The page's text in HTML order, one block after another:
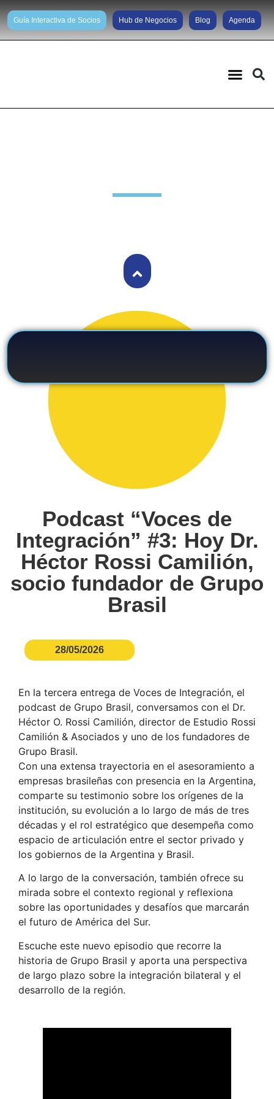
Guía Interactiva de Socios Hub de Negocios Blog Agenda
Podcast “Voces de
Integración” #3: Hoy Dr.
Héctor Rossi Camilión,
socio fundador de Grupo
Brasil
28/05/2026
En la tercera entrega de Voces de Integración, el
podcast de Grupo Brasil, conversamos con el Dr.
Héctor O. Rossi Camilión, director de Estudio Rossi
Camilión & Asociados y uno de los fundadores de
Grupo Brasil.
Con una extensa trayectoria en el asesoramiento a
empresas brasileñas con presencia en la Argentina,
comparte su testimonio sobre los orígenes de la
institución, su evolución a lo largo de más de tres
décadas y el rol estratégico que desempeña como
espacio de articulación entre el sector privado y
los gobiernos de la Argentina y Brasil.
A lo largo de la conversación, también ofrece su
mirada sobre el contexto regional y reflexiona
sobre las oportunidades y desafíos que marcarán
el futuro de América del Sur.
Escuche este nuevo episodio que recorre la
historia de Grupo Brasil y aporta una perspectiva
de largo plazo sobre la integración bilateral y el
desarrollo de la región.